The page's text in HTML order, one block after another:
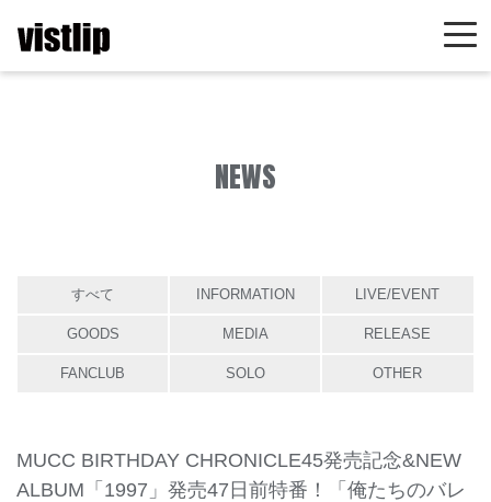
NEWS
すべて INFORMATION LIVE/EVENT
GOODS MEDIA RELEASE
FANCLUB SOLO OTHER
MUCC BIRTHDAY CHRONICLE45発売記念&NEW
ALBUM「1997」発売47日前特番！「俺たちのバレ